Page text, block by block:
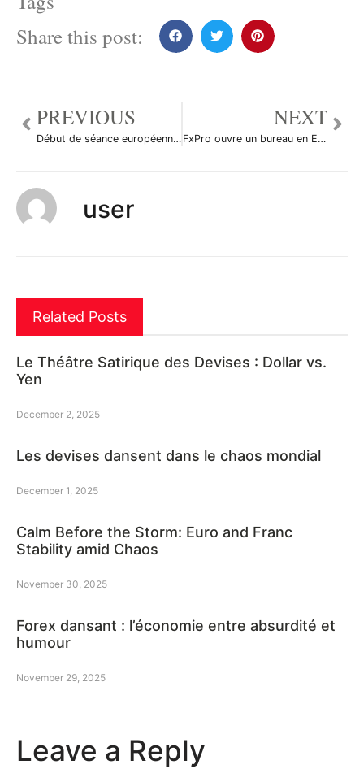
Share this post:
PREVIOUS
Début de séance européenne sur le forex
NEXT
FxPro ouvre un bureau en Espagne
user
Related Posts
Le Théâtre Satirique des Devises : Dollar vs.
Yen
December 2, 2025
Les devises dansent dans le chaos mondial
December 1, 2025
Calm Before the Storm: Euro and Franc
Stability amid Chaos
November 30, 2025
Forex dansant : l’économie entre absurdité et
humour
November 29, 2025
Leave a Reply